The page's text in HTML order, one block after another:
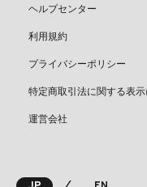
ヘルプセンター
利用規約
プライバシーポリシー
特定商取引法に関する表
運営会社